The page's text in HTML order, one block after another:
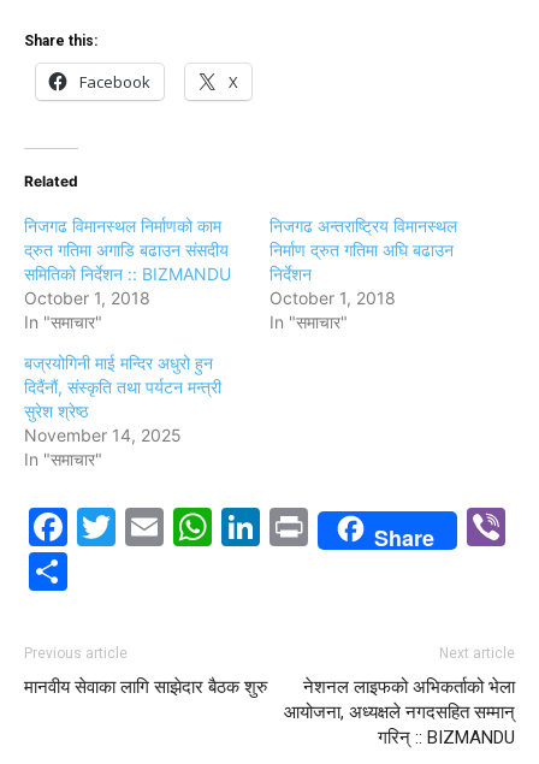
Share this:
Facebook X
Related
निजगढ विमानस्थल निर्माणको काम
द्रुत गतिमा अगाडि बढाउन संसदीय
समितिको निर्देशन :: BIZMANDU
October 1, 2018
In "समाचार"
निजगढ अन्तराष्ट्रिय विमानस्थल
निर्माण द्रुत गतिमा अघि बढाउन
निर्देशन
October 1, 2018
In "समाचार"
बज्रयोगिनी माई मन्दिर अधुरो हुन
दिदैंनौं, संस्कृति तथा पर्यटन मन्त्री
सुरेश श्रेष्ठ
November 14, 2025
In "समाचार"
Facebook
Twitter
EmailWhatsApp
LinkedIn
PrintShare
Previous article
मानवीय सेवाका लागि साझेदार बैठक शुरु
Next article
नेशनल लाइफको अभिकर्ताको भेला
आयोजना, अध्यक्षले नगदसहित सम्मान्
गरिन् :: BIZMANDU